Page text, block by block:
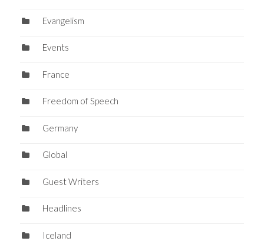
Evangelism
Events
France
Freedom of Speech
Germany
Global
Guest Writers
Headlines
Iceland